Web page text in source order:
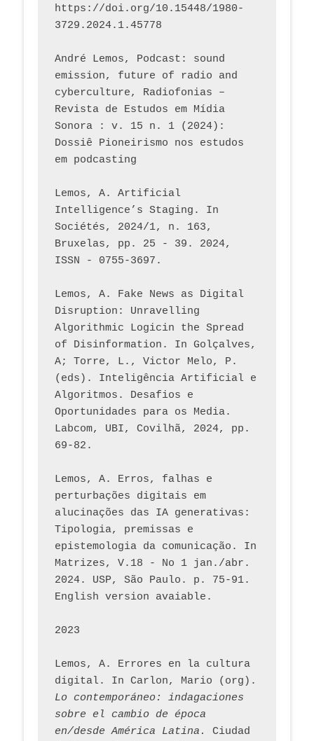
https://doi.org/10.15448/1980-
3729.2024.1.45778
André Lemos, Podcast: sound
emission, future of radio and
cyberculture, Radiofonias –
Revista de Estudos em Mídia
Sonora : v. 15 n. 1 (2024):
Dossiê Pioneirismo nos estudos
em podcasting
Lemos, A. Artificial
Intelligence’s Staging. In
Sociétés, 2024/1, n. 163,
Bruxelas, pp. 25 - 39. 2024,
ISSN - 0755-3697.
Lemos, A. Fake News as Digital
Disruption: Unravelling
Algorithmic Logicin the Spread
of Disinformation. In Golçalves,
A; Torre, L., Victor Melo, P.
(eds). Inteligência Artificial e
Algoritmos. Desafios e
Oportunidades para os Media.
Labcom, UBI, Covilhã, 2024, pp.
69-82.
Lemos, A. Erros, falhas e
perturbações digitais em
alucinações das IA generativas:
Tipologia, premissas e
epistemologia da comunicação. In
Matrizes, V.18 - No 1 jan./abr.
2024. USP, São Paulo. p. 75-91.
English version avaiable.
2023
Lemos, A. Errores en la cultura
Lo contemporáneo: indagaciones
sobre el cambio de época
en/desde América Latina.
Ciudad